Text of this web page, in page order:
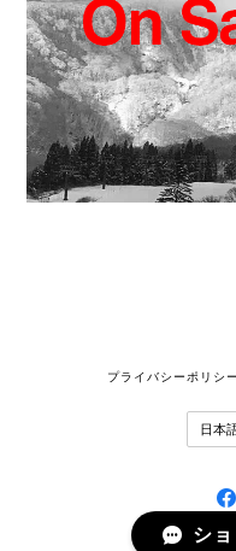
プライバシーポリシー
シ